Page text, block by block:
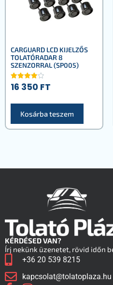
CARGUARD LCD KIJELZŐS
TOLATÓRADAR 8
SZENZORRAL (SP005)
Értékelé
s:
16 350 FT
Kosárba teszem
KÉRDÉSED VAN?
Írj nekünk üzenetet, rövid időn
+36 20 539 8215
kapcsolat@tolatoplaza.hu